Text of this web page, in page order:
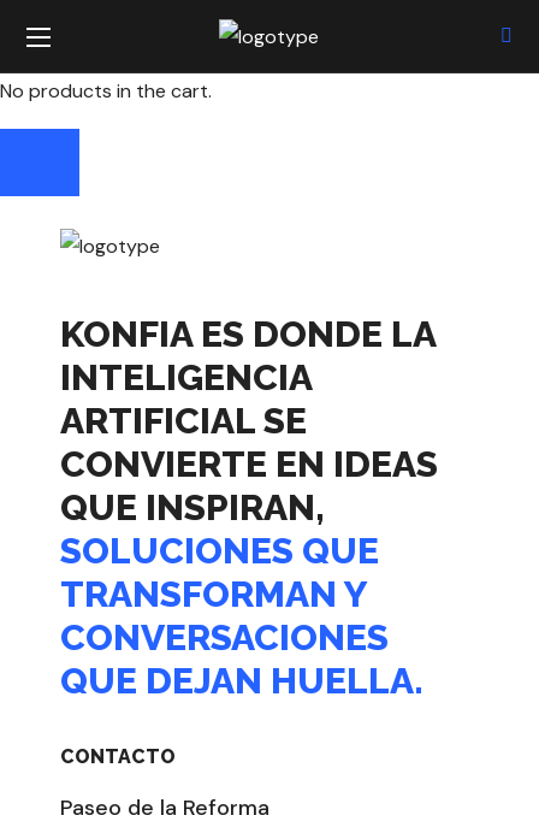
No products in the cart.
KONFIA ES DONDE LA
INTELIGENCIA
ARTIFICIAL SE
CONVIERTE EN IDEAS
QUE INSPIRAN,
SOLUCIONES QUE
TRANSFORMAN Y
CONVERSACIONES
QUE DEJAN HUELLA.
CONTACTO
Paseo de la Reforma